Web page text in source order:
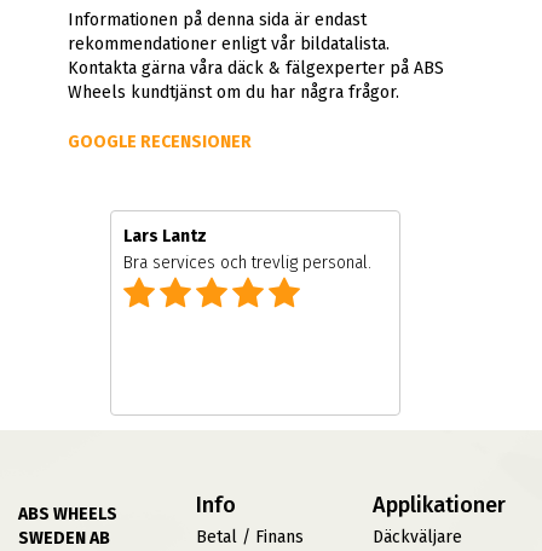
Informationen på denna sida är endast
rekommendationer enligt vår bildatalista.
Kontakta gärna våra däck & fälgexperter på ABS
Wheels kundtjänst om du har några frågor.
GOOGLE RECENSIONER
Lars Lantz
Bra services och trevlig personal.
ABS WHEELS
SWEDEN AB
Info
Betal / Finans
Applikationer
Däckväljare